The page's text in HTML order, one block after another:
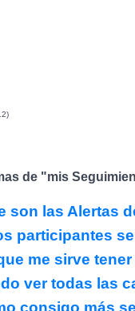
de "mis
son las Alertas
participantes
me sirve
ver todas las
consigo más